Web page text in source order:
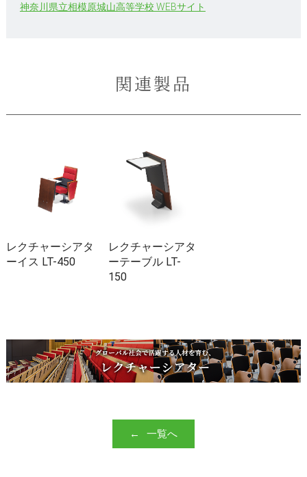
神奈川県立相模原城山高等学校 WEBサイト
関連製品
レクチャーシアタ
ーイス LT-450
レクチャーシアタ
ーテーブル LT-
150
一覧へ